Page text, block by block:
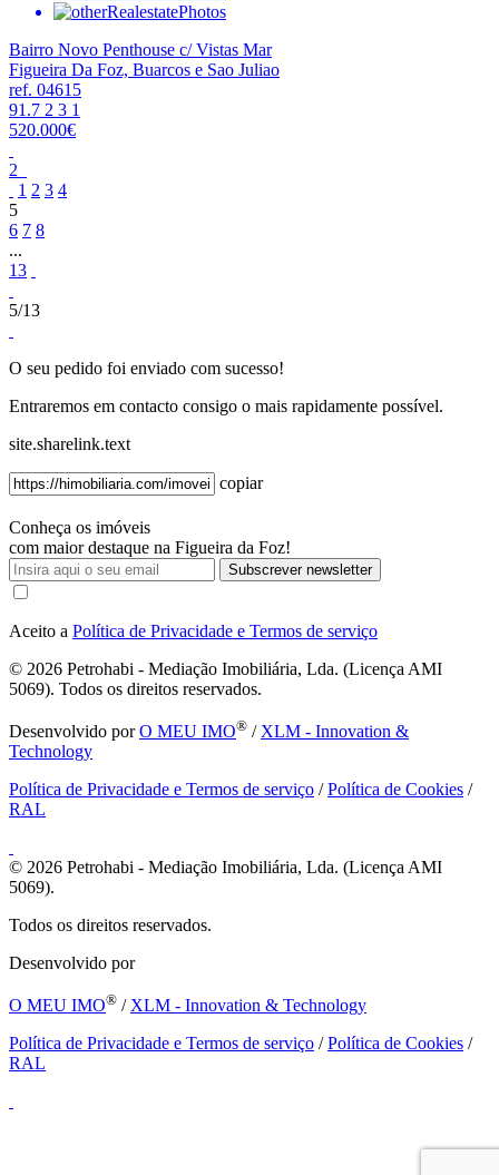
Bairro Novo Penthouse c/ Vistas Mar
Figueira Da Foz, Buarcos e Sao Juliao
ref. 04615
91.7 2 3 1
520.000€
2
1 2 3 4
5
6 7 8
...
13
5/13
O seu pedido foi enviado com sucesso!
Entraremos em contacto consigo o mais rapidamente possível.
site.sharelink.text
copiar
Conheça os imóveis
com maior destaque na Figueira da Foz!
Subscrever newsletter
Aceito a Política de Privacidade e Termos de serviço
© 2026 Petrohabi - Mediação Imobiliária, Lda. (Licença AMI
5069). Todos os direitos reservados.
Desenvolvido porO MEU IMO® / XLM - Innovation &
Technology
Política de Privacidade e Termos de serviço /Política de Cookies /
RAL
© 2026 Petrohabi - Mediação Imobiliária, Lda. (Licença AMI
5069).
Todos os direitos reservados.
Desenvolvido por
O MEU IMO® / XLM - Innovation & Technology
Política de Privacidade e Termos de serviço /Política de Cookies /
RAL